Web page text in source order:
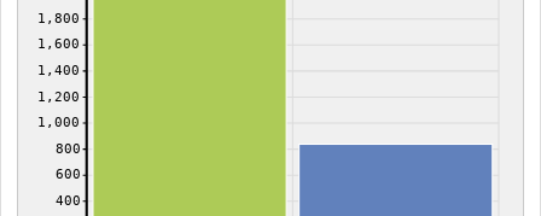
400
600
800
1,000
1,200
1,400
1,600
1,800